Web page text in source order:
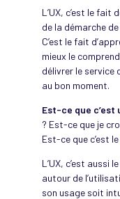
L’UX, c’est le
de la démarche
C’est le fait
mieux le
délivrer le service
au bon moment.
Est-ce que c’est
? Est-ce que je
Est-ce que c’est
L’UX, c’est aussi
autour de
son usage soit